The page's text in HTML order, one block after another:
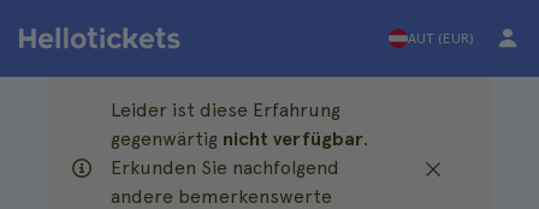
AUT (EUR)
Leider ist diese Erfahrung
gegenwärtig nicht verfügbar.
Erkunden Sie nachfolgend
andere bemerkenswerte